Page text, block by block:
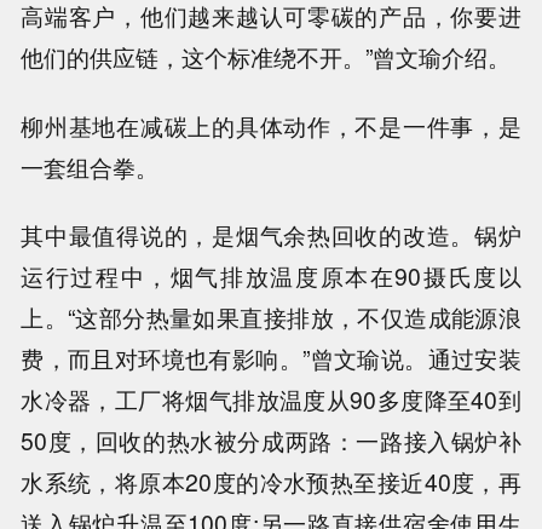
高端客户，他们越来越认可零碳的产品，你要进
他们的供应链，这个标准绕不开。”曾文瑜介绍。
柳州基地在减碳上的具体动作，不是一件事，是
一套组合拳。
其中最值得说的，是烟气余热回收的改造。锅炉
运行过程中，烟气排放温度原本在90摄氏度以
上。“这部分热量如果直接排放，不仅造成能源浪
费，而且对环境也有影响。”曾文瑜说。通过安装
水冷器，工厂将烟气排放温度从90多度降至40到
50度，回收的热水被分成两路：一路接入锅炉补
水系统，将原本20度的冷水预热至接近40度，再